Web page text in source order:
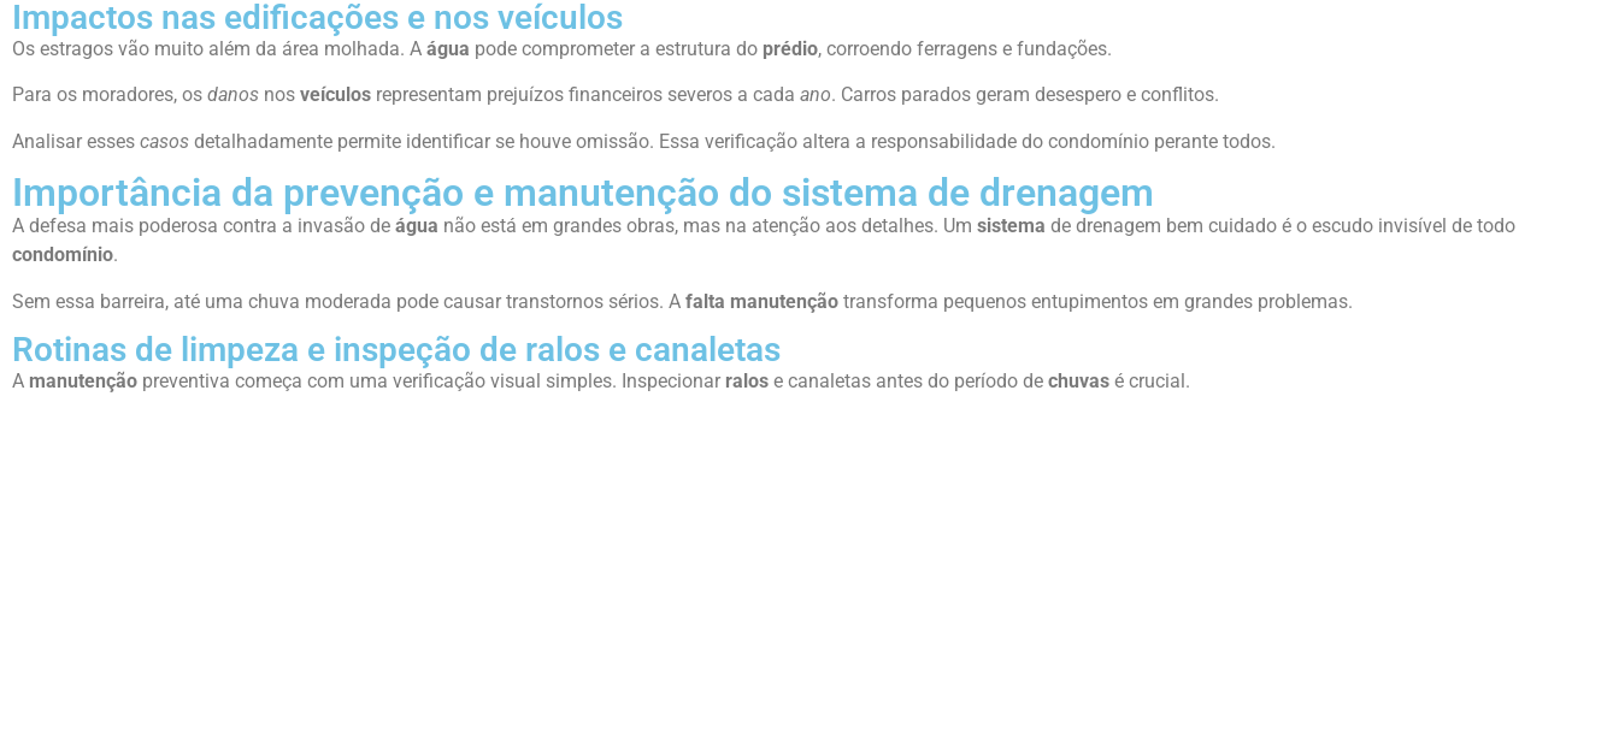
Impactos nas edificações e nos veículos
Os estragos vão muito além da área molhada. A água pode comprometer a estrutura do prédio, corroendo ferragens e fundações.
Para os moradores, os danos nos veículos representam prejuízos financeiros severos a cada ano. Carros parados geram desespero e conflitos.
Analisar esses casos detalhadamente permite identificar se houve omissão. Essa verificação altera a responsabilidade do condomínio perante todos.
Importância da prevenção e manutenção do sistema de drenagem
A defesa mais poderosa contra a invasão de água não está em grandes obras, mas na atenção aos detalhes. Um sistema de drenagem bem cuidado é o escudo invisível de todo
condomínio.
Sem essa barreira, até uma chuva moderada pode causar transtornos sérios. A falta manutenção transforma pequenos entupimentos em grandes problemas.
Rotinas de limpeza e inspeção de ralos e canaletas
A manutenção preventiva começa com uma verificação visual simples. Inspecionar ralos e canaletas antes do período de chuvas é crucial.